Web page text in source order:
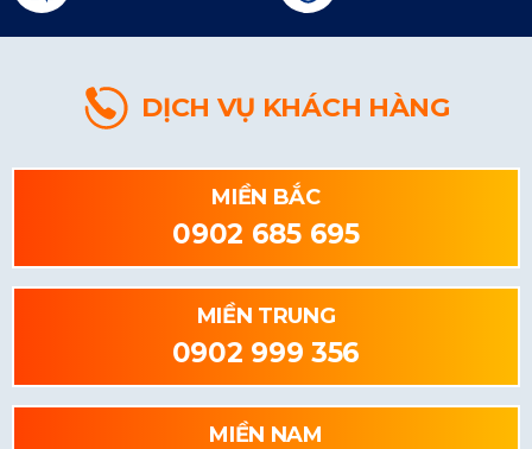
DỊCH VỤ KHÁCH HÀNG
MIỀN BẮC
0902 685 695
MIỀN TRUNG
0902 999 356
MIỀN NAM